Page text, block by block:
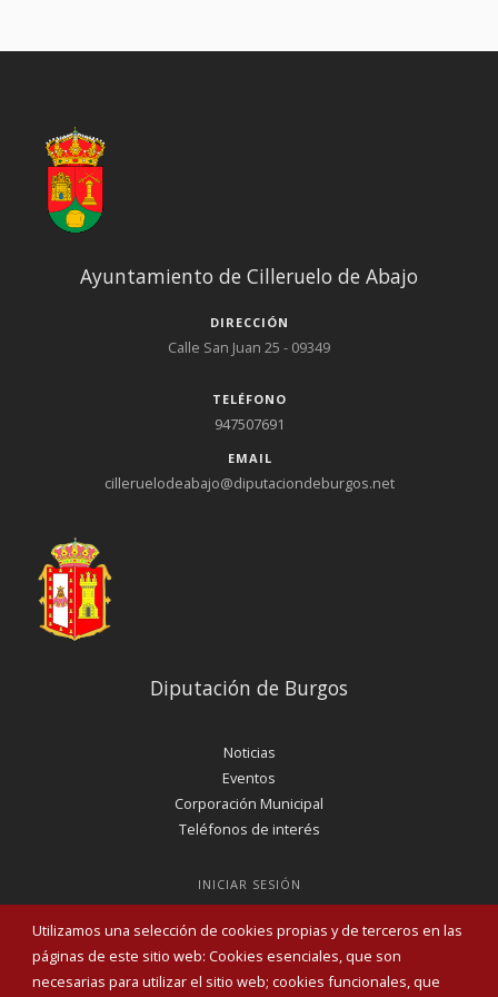
de 2022 a las 16:00 h. El pliego de cláusulas administrativas se
Utilizamos una selección de cookies propias y de terceros en las
páginas de este sitio web: Cookies esenciales, que son
necesarias para utilizar el sitio web; cookies funcionales, que
Ayuntamiento de Cilleruelo de Abajo
DIRECCIÓN
Calle San Juan 25 - 09349
TELÉFONO
947507691
EMAIL
cilleruelodeabajo@diputaciondeburgos.net
Diputación de Burgos
Noticias
Eventos
Corporación Municipal
Teléfonos de interés
INICIAR SESIÓN
MAPA WEB